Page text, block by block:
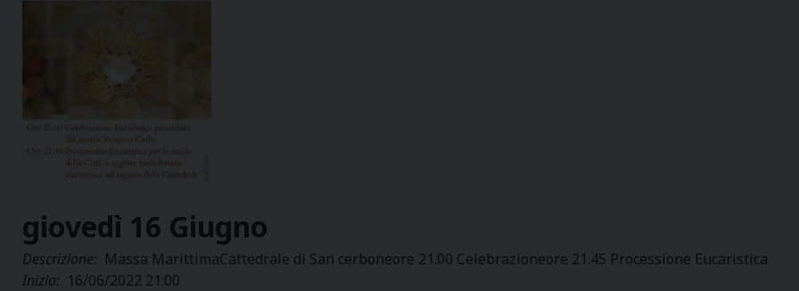
giovedì 16 Giugno
Descrizione: Massa MarittimaCattedrale di San cerboneore 21.00 Celebrazioneore 21.45 Processione Eucaristica
Inizio: 16/06/2022 21:00